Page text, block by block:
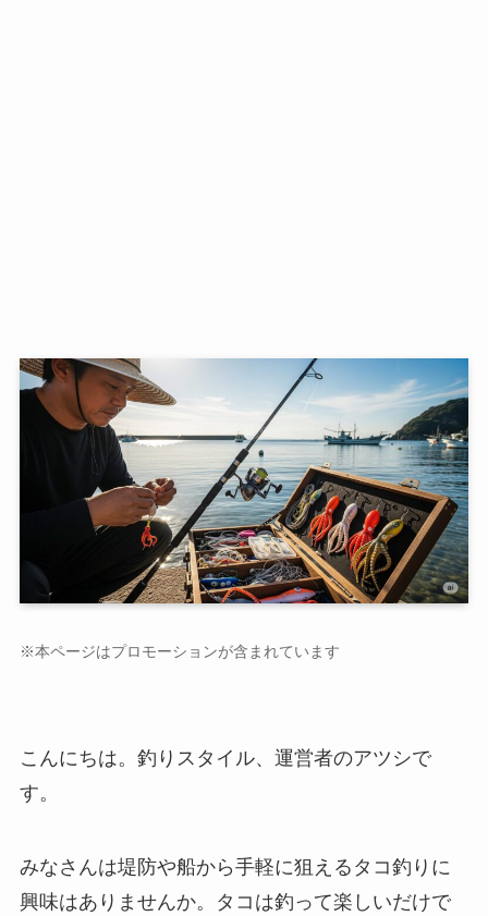
※本ページはプロモーションが含まれています
こんにちは。釣りスタイル、運営者のアツシで
す。
みなさんは堤防や船から手軽に狙えるタコ釣りに
興味はありませんか。タコは釣って楽しいだけで